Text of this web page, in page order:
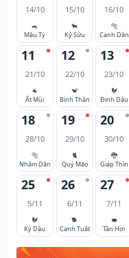
14/10
🐀
Mậu Tý
15/10
🐂
Kỷ Sửu
16/10
🐅
Canh Dần
11
21/10
🐐
Ất Mùi
12
22/10
🐒
Bính Thân
13
23/10
🐓
Đinh Dậu
18
28/10
🐅
Nhâm Dần
19
29/10
🐈
Quý Mão
20
30/10
🐉
Giáp Thìn
25
5/11
🐓
Kỷ Dậu
26
6/11
🐕
Canh Tuất
27
7/11
🐖
Tân Hợi